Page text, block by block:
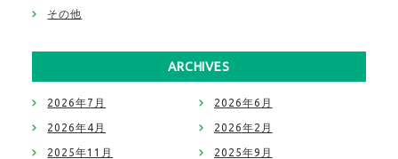
その他
ARCHIVES
2026年7月 2026年6月
2026年4月 2026年2月
2025年11月 2025年9月